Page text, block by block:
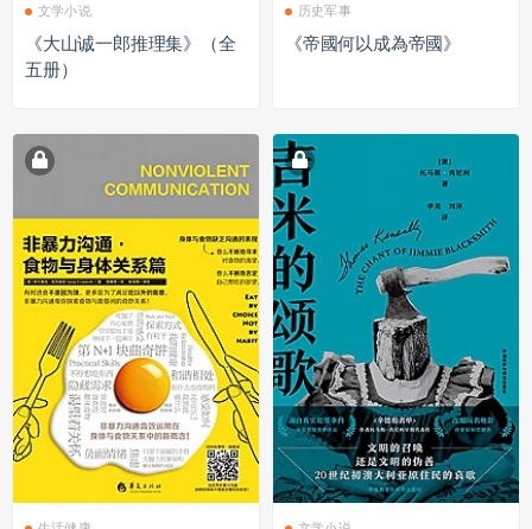
文学小说
《大山诚一郎推理集》（全
五册）
历史军事
《帝國何以成為帝國》